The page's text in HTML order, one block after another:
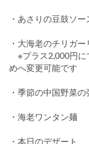
・あさりの豆鼓ソー
・大海老のチリガ
※プラス2,000円に
めへ変更可能です
・季節の中国野菜の
・海老ワンタン麺
・本日のデザート